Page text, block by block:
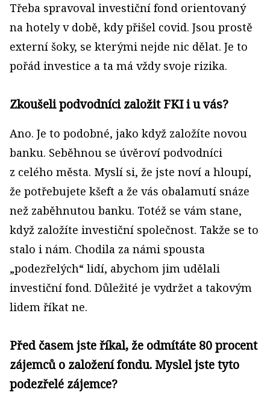
Třeba spravoval investiční fond orientovaný
na hotely v době, kdy přišel covid. Jsou prostě
externí šoky, se kterými nejde nic dělat. Je to
pořád investice a ta má vždy svoje rizika.
Zkoušeli podvodníci založit FKI i u vás?
Ano. Je to podobné, jako když založíte novou
banku. Seběhnou se úvěroví podvodníci
z celého města. Myslí si, že jste noví a hloupí,
že potřebujete kšeft a že vás obalamutí snáze
než zaběhnutou banku. Totéž se vám stane,
když založíte investiční společnost. Takže se to
stalo i nám. Chodila za námi spousta
„podezřelých“ lidí, abychom jim udělali
investiční fond. Důležité je vydržet a takovým
lidem říkat ne.
Před časem jste říkal, že odmítáte 80 procent
zájemců o založení fondu. Myslel jste tyto
podezřelé zájemce?